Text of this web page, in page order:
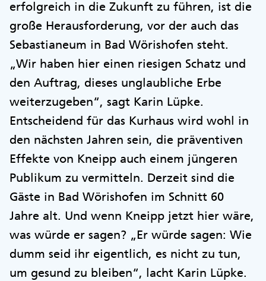
erfolgreich in die Zukunft zu führen, ist die
große Herausforderung, vor der auch das
Sebastianeum in Bad Wörishofen steht.
„Wir haben hier einen riesigen Schatz und
den Auftrag, dieses unglaubliche Erbe
weiterzugeben“, sagt Karin Lüpke.
Entscheidend für das Kurhaus wird wohl in
den nächsten Jahren sein, die präventiven
Effekte von Kneipp auch einem jüngeren
Publikum zu vermitteln. Derzeit sind die
Gäste in Bad Wörishofen im Schnitt 60
Jahre alt. Und wenn Kneipp jetzt hier wäre,
was würde er sagen? „Er würde sagen: Wie
dumm seid ihr eigentlich, es nicht zu tun,
um gesund zu bleiben“, lacht Karin Lüpke.